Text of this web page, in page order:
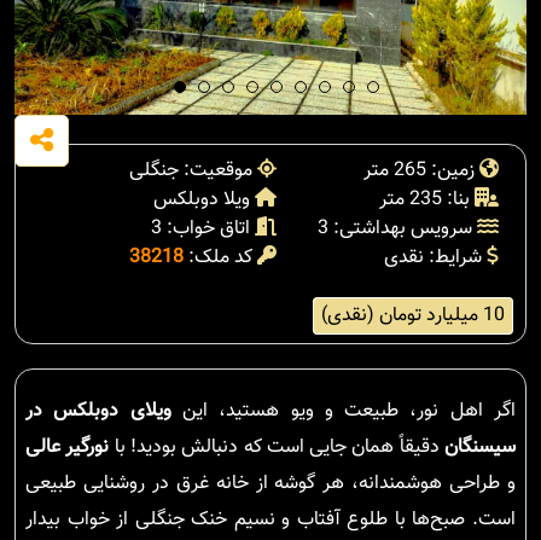
زمین: 265 متر
موقعیت: جنگلی
بنا: 235 متر
ویلا دوبلکس
سرویس بهداشتی: 3
اتاق خواب: 3
شرایط: نقدی
کد ملک: 38218
10 میلیارد تومان (نقدی)
اگر اهل نور، طبیعت و ویو هستید، اینویلای دوبلکس در
سیسنگاندقیقاً همان جایی است که دنبالش بودید! با نورگیر عالی
و طراحی هوشمندانه، هر گوشه از خانه غرق در روشنایی طبیعی
است. صبح‌ها با طلوع آفتاب و نسیم خنک جنگلی از خواب بیدار